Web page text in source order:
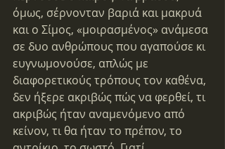
όμως, σέρνονταν βαριά και μακρυά
και ο Σίμος, «μοιρασμένος» ανάμεσα
σε δυο ανθρώπους που αγαπούσε κι
ευγνωμονούσε, απλώς με
διαφορετικούς τρόπους τον καθένα,
δεν ήξερε ακριβώς πώς να φερθεί, τι
ακριβώς ήταν αναμενόμενο από
κείνον, τι θα ήταν το πρέπον, το